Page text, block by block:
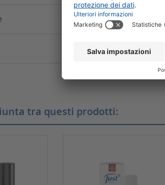
tra questi prodotti: